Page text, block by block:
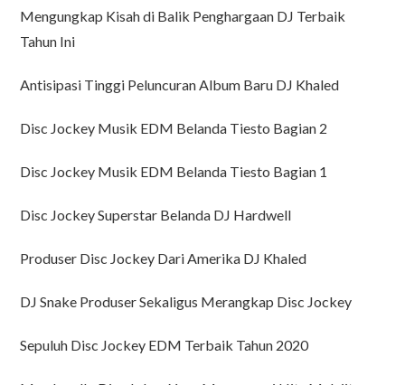
Mengungkap Kisah di Balik Penghargaan DJ Terbaik
Tahun Ini
Antisipasi Tinggi Peluncuran Album Baru DJ Khaled
Disc Jockey Musik EDM Belanda Tiesto Bagian 2
Disc Jockey Musik EDM Belanda Tiesto Bagian 1
Disc Jockey Superstar Belanda DJ Hardwell
Produser Disc Jockey Dari Amerika DJ Khaled
DJ Snake Produser Sekaligus Merangkap Disc Jockey
Sepuluh Disc Jockey EDM Terbaik Tahun 2020